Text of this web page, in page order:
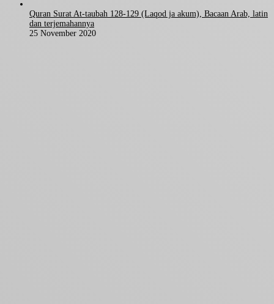
Quran Surat At-taubah 128-129 (Laqod ja akum), Bacaan Arab, latin
dan terjemahannya
25 November 2020